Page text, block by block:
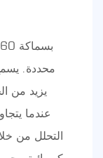
محددة.
يزيد من
عندما
التحلل من